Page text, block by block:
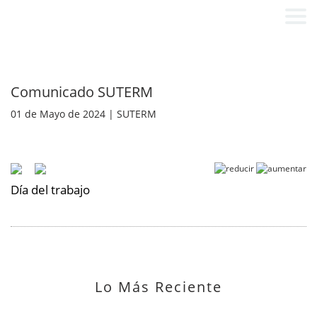
Comunicado SUTERM
01 de Mayo de 2024 | SUTERM
Día del trabajo
Lo Más Reciente